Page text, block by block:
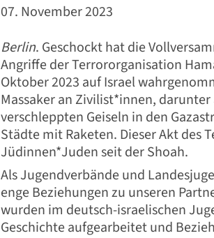
07. November 2023
Berlin. Geschockt hat die
Angriffe der Terrororganisation
Oktober 2023 auf Israel
Massaker an Zivilist*innen,
verschleppten Geiseln in den
Städte mit Raketen. Dieser Akt des
Jüdinnen*Juden seit der Shoah.
Als Jugendverbände und
enge Beziehungen zu unseren
wurden im deutsch-israelischen
Geschichte aufgearbeitet und